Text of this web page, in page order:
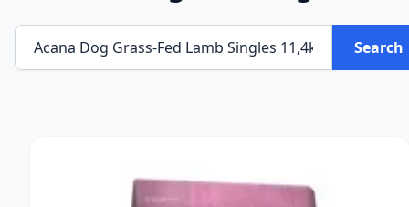
Search